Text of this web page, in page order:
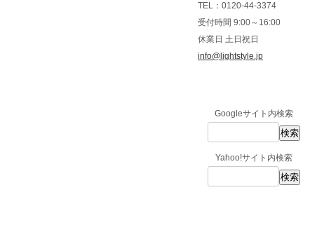
TEL：0120-44-3374
受付時間 9:00～16:00
休業日 土日祝日
info@lightstyle.jp
Googleサイト内検索
Yahoo!サイト内検索